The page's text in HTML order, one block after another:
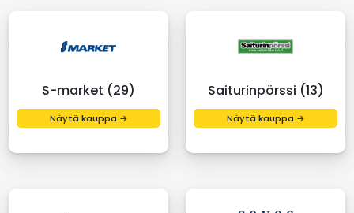
S-market (29)
Näytä kauppa →
Saiturinpörssi (13)
Näytä kauppa →